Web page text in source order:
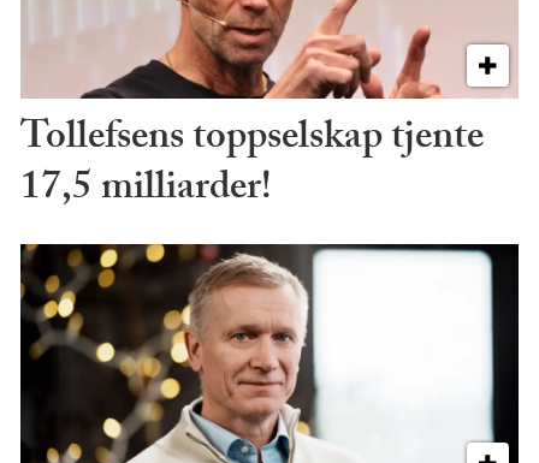
Tollefsens toppselskap tjente
17,5 milliarder!